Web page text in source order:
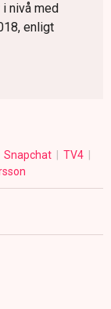
nivå med
enligt
Snapchat
TV4